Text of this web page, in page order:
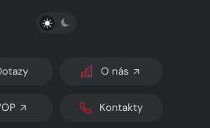
PŘEPNOUT SVĚTLÝ/TMAVÝ REŽIM
O nás
Kontakty